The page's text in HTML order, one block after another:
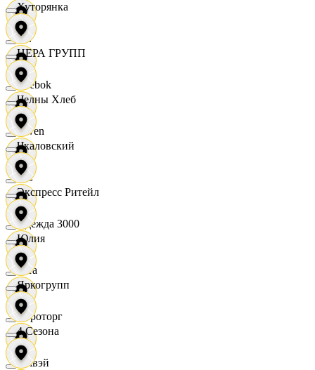
RE
Reebok
Seven
XC
Одежда 3000
Zara
Агроторг
Амвэй
Хуторянка
ЦЕРА ГРУПП
Челны Хлеб
Чкаловский
Экспресс Ритейл
Юлия
Яркогрупп
4 Сезона